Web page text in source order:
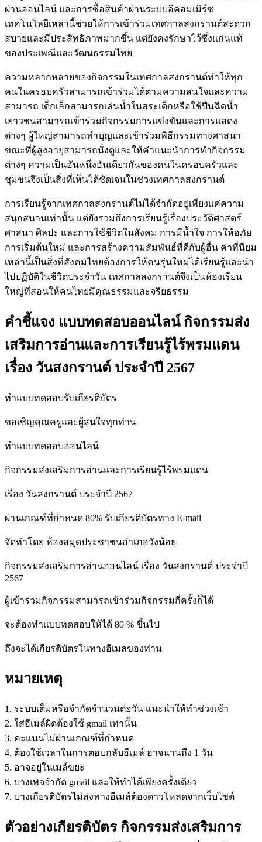
ผ่านออนไลน์ และการซื้อสินค้าผ่านระบบอีคอมเมิร์ซ
เทคโนโลยีเหล่านี้ช่วยให้การเข้าร่วมเทศกาลสงกรานต์สะดวก
สบายและมีประสิทธิภาพมากขึ้น แต่ยังคงรักษาไว้ซึ่งแก่นแท้
ของประเพณีและวัฒนธรรมไทย
ความหลากหลายของกิจกรรมในเทศกาลสงกรานต์ทำให้ทุก
คนในครอบครัวสามารถเข้าร่วมได้ตามความสนใจและความ
สามารถ เด็กเล็กสามารถเล่นน้ำในสระเด็กหรือใช้ปืนฉีดน้ำ
เยาวชนสามารถเข้าร่วมกิจกรรมการแข่งขันและการแสดง
ต่างๆ ผู้ใหญ่สามารถทำบุญและเข้าร่วมพิธีกรรมทางศาสนา
ขณะที่ผู้สูงอายุสามารถนั่งดูและให้คำแนะนำการทำกิจกรรม
ต่างๆ ความเป็นอันหนึ่งอันเดียวกันของคนในครอบครัวและ
ชุมชนจึงเป็นสิ่งที่เห็นได้ชัดเจนในช่วงเทศกาลสงกรานต์
การเรียนรู้จากเทศกาลสงกรานต์ไม่ได้จำกัดอยู่เพียงแค่ความ
สนุกสนานเท่านั้น แต่ยังรวมถึงการเรียนรู้เรื่องประวัติศาสตร์
ศาสนา ศิลปะ และการใช้ชีวิตในสังคม การมีน้ำใจ การให้อภัย
การเริ่มต้นใหม่ และการสร้างความสัมพันธ์ที่ดีกับผู้อื่น ค่าที่นียม
เหล่านี้เป็นสิ่งที่สังคมไทยต้องการให้คนรุ่นใหม่ได้เรียนรู้และนำ
ไปปฏิบัติในชีวิตประจำวัน เทศกาลสงกรานต์จึงเป็นห้องเรียน
ใหญ่ที่สอนให้คนไทยมีคุณธรรมและจริยธรรม
คำชี้แจง แบบทดสอบออนไลน์ กิจกรรมส่ง
เสริมการอ่านและการเรียนรู้ไร้พรมแดน
เรื่อง วันสงกรานต์ ประจำปี 2567
ทำแบบทดสอบรับเกียรติบัตร
ขอเชิญคุณครูและผู้สนใจทุกท่าน
ทำแบบทดสอบออนไลน์
กิจกรรมส่งเสริมการอ่านและการเรียนรู้ไร้พรมแดน
เรื่อง วันสงกรานต์ ประจำปี 2567
ผ่านเกณฑ์ที่กำหนด 80% รับเกียรติบัตรทาง E-mail
จัดทำโดย ห้องสมุดประชาชนอำเภอวังน้อย
กิจกรรมส่งเสริมการอ่านออนไลน์ เรื่อง วันสงกรานต์ ประจำปี
2567
ผู้เข้าร่วมกิจกรรมสามารถเข้าร่วมกิจกรรมกี่ครั้งก็ได้
จะต้องทำแบบทดสอบให้ได้ 80 % ขึ้นไป
ถึงจะได้เกียรติบัตรในทางอีเมลของท่าน
หมายเหตุ
1. ระบบเต็มหรือจำกัดจำนวนต่อวัน แนะนำให้ทำช่วงเช้า
2. ใส่อีเมล์ผิดต้องใช้ gmail เท่านั้น
3. คะแนนไม่ผ่านเกณฑ์ที่กำหนด
4. ต้องใช้เวลาในการตอบกลับอีเมล์ อาจนานถึง 1 วัน
5. อาจอยู่ในเมล์ขยะ
6. บางเพจจำกัด gmail และให้ทำได้เพียงครั้งเดียว
7. บางเกียรติบัตรไม่ส่งทางอีเมล์ต้องดาวโหลดจากเว็บไซต์
ตัวอย่างเกียรติบัตร กิจกรรมส่งเสริมการ